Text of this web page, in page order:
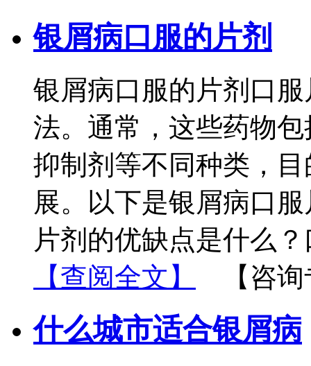
银屑病口服的片剂
银屑病口服的片剂口
法。通常，这些药物
抑制剂等不同种类，
展。以下是银屑病口
片剂的优缺点是什么
【查阅全文】
【咨
什么城市适合银屑病